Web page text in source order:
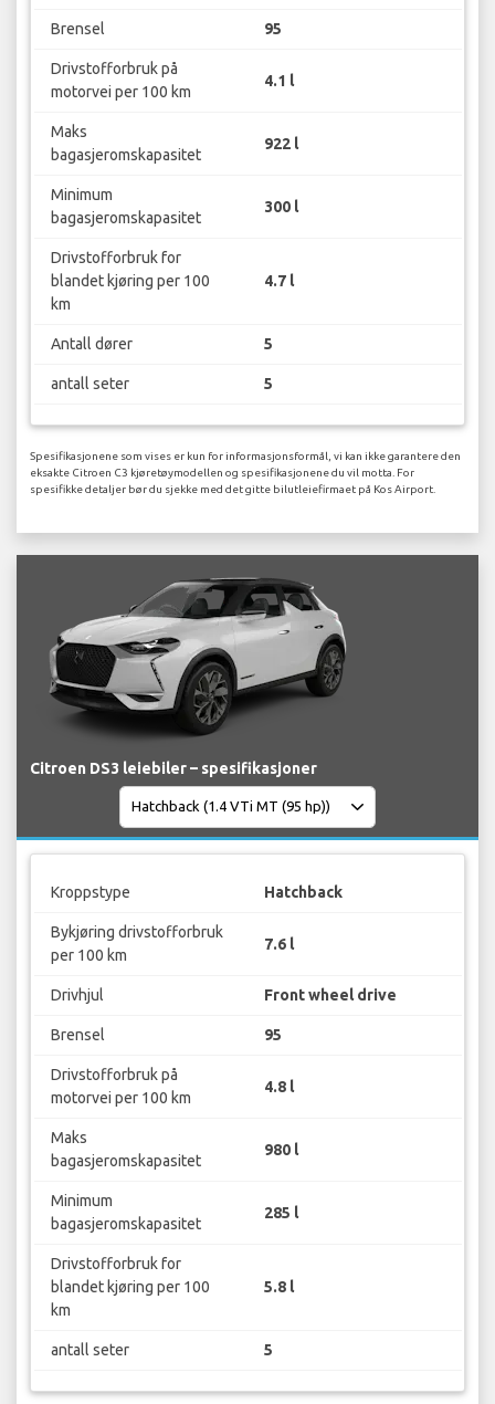
Brensel 95
Drivstofforbruk på
motorvei per 100 km
4.1 l
Maks
bagasjeromskapasitet
922 l
Minimum
bagasjeromskapasitet
300 l
Drivstofforbruk for
blandet kjøring per 100
km
4.7 l
Antall dører 5
antall seter 5
Spesifikasjonene som vises er kun for informasjonsformål, vi kan ikke garantere den
eksakte Citroen C3 kjøretøymodellen og spesifikasjonene du vil motta. For
spesifikke detaljer bør du sjekke med det gitte bilutleiefirmaet på Kos Airport.
Citroen DS3 leiebiler – spesifikasjoner
Kroppstype Hatchback
Bykjøring drivstofforbruk
per 100 km
7.6 l
Drivhjul Front wheel drive
Brensel 95
Drivstofforbruk på
motorvei per 100 km
4.8 l
Maks
bagasjeromskapasitet
980 l
Minimum
bagasjeromskapasitet
285 l
Drivstofforbruk for
blandet kjøring per 100
km
5.8 l
antall seter 5